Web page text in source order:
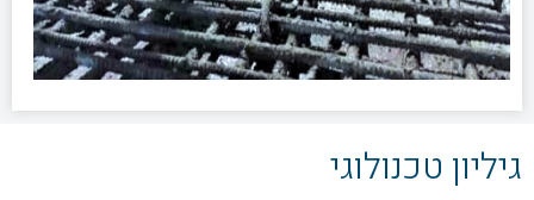
גיליון טכנולוגי